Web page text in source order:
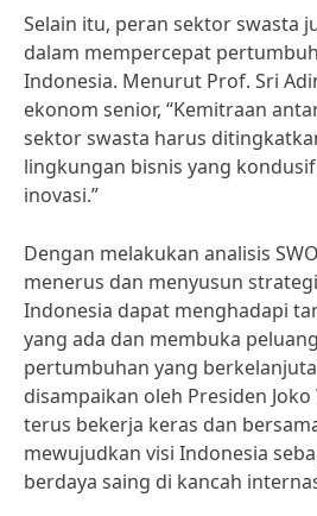
Selain itu, peran sektor swasta
dalam mempercepat
Indonesia. Menurut Prof. Sri
ekonom senior, “Kemitraan
sektor swasta harus
lingkungan bisnis yang
inovasi.”
Dengan melakukan analisis
menerus dan menyusun
Indonesia dapat menghadapi
yang ada dan membuka
pertumbuhan yang
disampaikan oleh Presiden
terus bekerja keras dan
mewujudkan visi Indonesia
berdaya saing di kancah